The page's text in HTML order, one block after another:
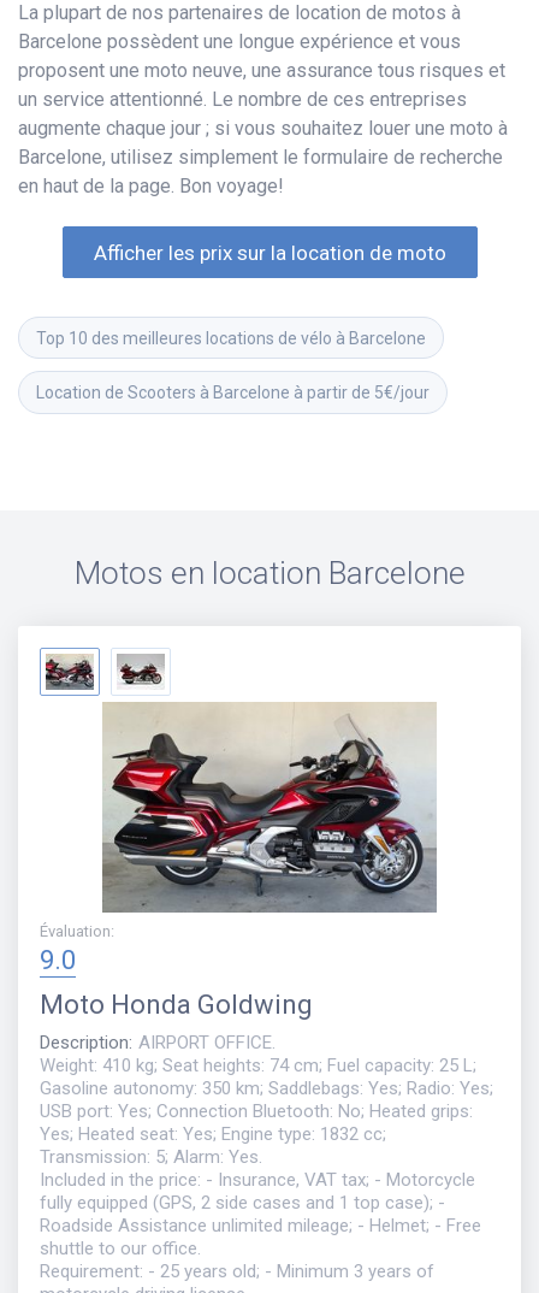
La plupart de nos partenaires de location de motos à
Barcelone possèdent une longue expérience et vous
proposent une moto neuve, une assurance tous risques et
un service attentionné. Le nombre de ces entreprises
augmente chaque jour ; si vous souhaitez louer une moto à
Barcelone, utilisez simplement le formulaire de recherche
en haut de la page. Bon voyage!
Afficher les prix sur la location de moto
Top 10 des meilleures locations de vélo à Barcelone
Location de Scooters à Barcelone à partir de 5€/jour
Motos en location Barcelone
Évaluation:
9.0
Moto Honda Goldwing
Description: AIRPORT OFFICE.
Weight: 410 kg; Seat heights: 74 cm; Fuel capacity: 25 L;
Gasoline autonomy: 350 km; Saddlebags: Yes; Radio: Yes;
USB port: Yes; Connection Bluetooth: No; Heated grips:
Yes; Heated seat: Yes; Engine type: 1832 cc;
Transmission: 5; Alarm: Yes.
Included in the price: - Insurance, VAT tax; - Motorcycle
fully equipped (GPS, 2 side cases and 1 top case); -
Roadside Assistance unlimited mileage; - Helmet; - Free
shuttle to our office.
Requirement: - 25 years old; - Minimum 3 years of